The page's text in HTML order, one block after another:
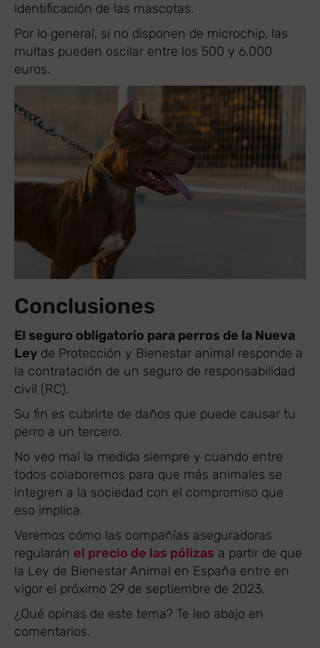
identificación de las mascotas.
Por lo general, si no disponen de microchip, las
multas pueden oscilar entre los 500 y 6.000
euros.
Conclusiones
El seguro obligatorio para perros de la Nueva
Ley de Protección y Bienestar animal responde a
la contratación de un seguro de responsabilidad
civil (RC).
Su fin es cubrirte de daños que puede causar tu
perro a un tercero.
No veo mal la medida siempre y cuando entre
todos colaboremos para que más animales se
integren a la sociedad con el compromiso que
eso implica.
Veremos cómo las compañías aseguradoras
regularán el precio de las pólizas a partir de que
la Ley de Bienestar Animal en España entre en
vigor el próximo 29 de septiembre de 2023.
¿Qué opinas de este tema? Te leo abajo en
comentarios.